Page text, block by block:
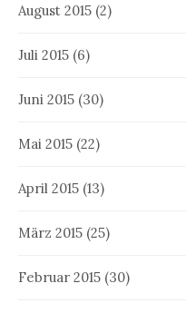
August 2015 (2)
Juli 2015 (6)
Juni 2015 (30)
Mai 2015 (22)
April 2015 (13)
März 2015 (25)
Februar 2015 (30)